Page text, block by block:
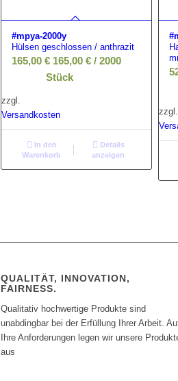
#mpya-2000y
Hülsen geschlossen / anthrazit
165,00 € 165,00 € / 2000
Stück
zzgl.
Versandkosten
In den
Warenkorb
Details
anzeigen
zzgl.
QUALITÄT, INNOVATION,
FAIRNESS.
Qualitativ hochwertige Produkte sind
unabdingbar bei der Erfüllung Ihrer Arbeit.
Ihre Anforderungen legen wir unsere
aus